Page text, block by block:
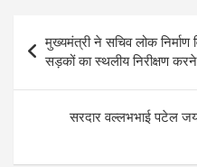
navigation
मुख्यमंत्री ने सचिव लोक
सड़कों का स्थलीय निरीक्षण
सरदार वल्लभभाई पटेल